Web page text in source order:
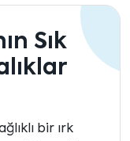
Sık
bir ırk